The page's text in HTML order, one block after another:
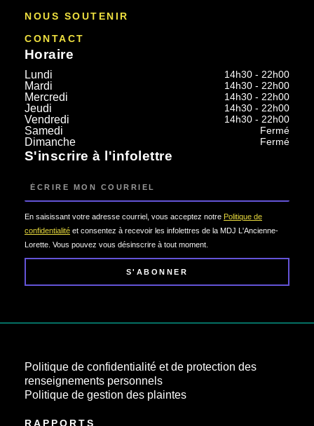
NOUS SOUTENIR
CONTACT
Horaire
Lundi 14h30 - 22h00
Mardi 14h30 - 22h00
Mercredi 14h30 - 22h00
Jeudi 14h30 - 22h00
Vendredi 14h30 - 22h00
Samedi Fermé
Dimanche Fermé
S'inscrire à l'infolettre
En saisissant votre adresse courriel, vous acceptez notre Politique de
confidentialité et consentez à recevoir les infolettres de la MDJ L'Ancienne-
Lorette. Vous pouvez vous désinscrire à tout moment.
S'ABONNER
Politique de confidentialité et de protection des
renseignements personnels
Politique de gestion des plaintes
RAPPORTS